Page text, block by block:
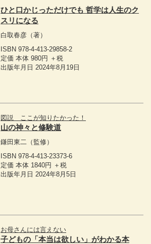
ひと口かじっただけでも 哲学は人生のク
スリになる
白取春彦 （著）
ISBN 978-4-413-29858-2
定価 本体 980円 ＋税
出版年月日 2024年8月19日
図説 ここが知りたかった！
山の神々と修験道
鎌田東二
（監修）
ISBN 978-4-413-23373-6
定価 本体 1840円 ＋税
出版年月日 2024年8月5日
お母さんには言えない
子どもの「本当は欲しい」がわかる本